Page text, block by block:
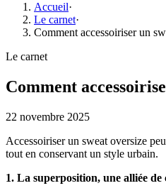
Accueil·
Le carnet·
Comment accessoiriser un
Le carnet
Comment
22 novembre 2025
Accessoiriser un sweat oversize
tout en conservant un style urbain.
1. La superposition, une alliée de